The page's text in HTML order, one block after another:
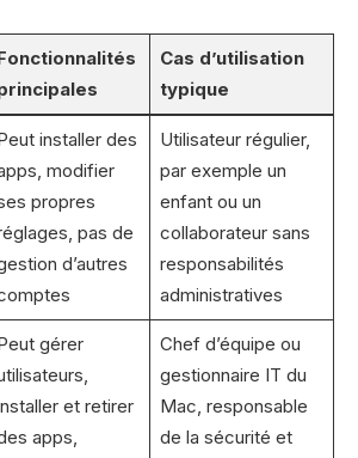
Cas d’utilisation
typique
installer des
modifier
propres
pas de
d’autres
Utilisateur régulier,
par exemple un
enfant ou un
collaborateur sans
responsabilités
administratives
gérer
et retirer
apps,
Chef d’équipe ou
gestionnaire IT du
Mac, responsable
de la sécurité et